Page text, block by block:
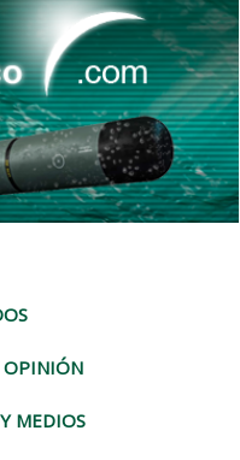
OPINIÓN
MEDIOS